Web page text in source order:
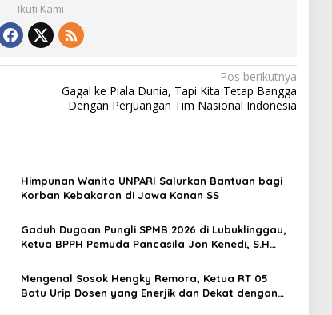
Ikuti Kami
Pos berikutnya
Gagal ke Piala Dunia, Tapi Kita Tetap Bangga
Dengan Perjuangan Tim Nasional Indonesia
Himpunan Wanita UNPARI Salurkan Bantuan bagi
Korban Kebakaran di Jawa Kanan SS
Gaduh Dugaan Pungli SPMB 2026 di Lubuklinggau,
Ketua BPPH Pemuda Pancasila Jon Kenedi, S.H
Menghakimi”
Mengenal Sosok Hengky Remora, Ketua RT 05
Batu Urip Dosen yang Enerjik dan Dekat dengan